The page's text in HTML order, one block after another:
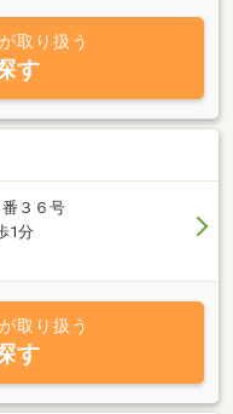
取り扱う
す
３６号
1分
取り扱う
す